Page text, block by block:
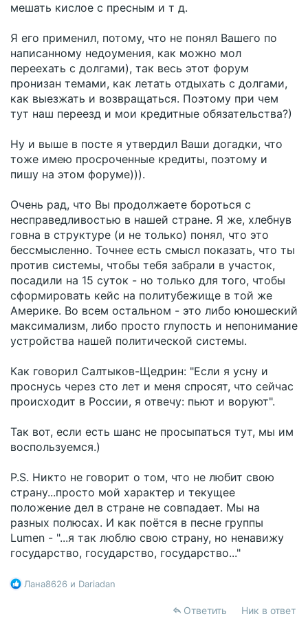
мешать кислое с пресным и т д.
Я его применил, потому, что не понял Вашего по
написанному недоумения, как можно мол
переехать с долгами), так весь этот форум
пронизан темами, как летать отдыхать с долгами,
как выезжать и возвращаться. Поэтому при чем
тут наш переезд и мои кредитные обязательства?)
Ну и выше в посте я утвердил Ваши догадки, что
тоже имею просроченные кредиты, поэтому и
пишу на этом форуме))).
Очень рад, что Вы продолжаете бороться с
несправедливостью в нашей стране. Я же, хлебнув
говна в структуре (и не только) понял, что это
бессмысленно. Точнее есть смысл показать, что ты
против системы, чтобы тебя забрали в участок,
посадили на 15 суток - но только для того, чтобы
сформировать кейс на политубежище в той же
Америке. Во всем остальном - это либо юношеский
максимализм, либо просто глупость и непонимание
устройства нашей политической системы.
Как говорил Салтыков-Щедрин: "Если я усну и
проснусь через сто лет и меня спросят, что сейчас
происходит в России, я отвечу: пьют и воруют".
Так вот, если есть шанс не просыпаться тут, мы им
воспользуемся.)
P.S. Никто не говорит о том, что не любит свою
страну...просто мой характер и текущее
положение дел в стране не совпадает. Мы на
разных полюсах. И как поётся в песне группы
Lumen - "...я так люблю свою страну, но ненавижу
государство, государство, государство..."
Р
Лана8626 и Dariadan
Ответить Ник в ответ